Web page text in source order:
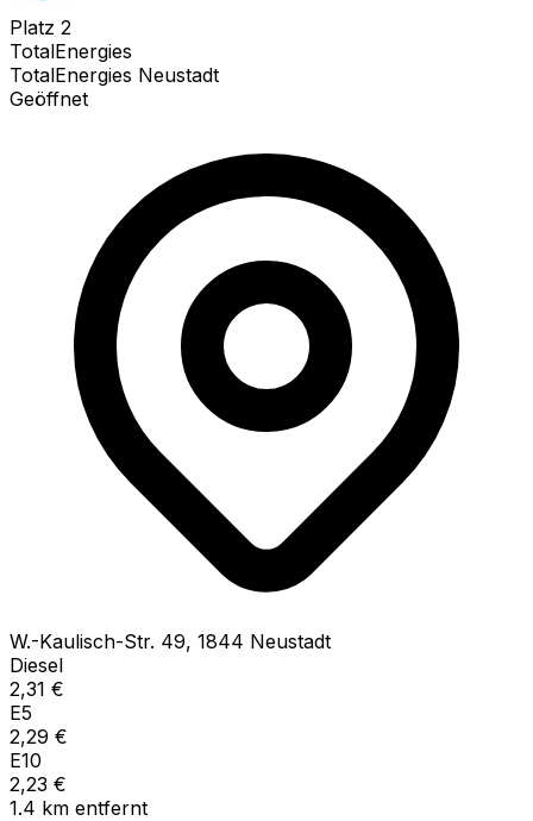
Platz 2
TotalEnergies
TotalEnergies Neustadt
Geöffnet
W.-Kaulisch-Str. 49, 1844 Neustadt
Diesel
2,31 €
E5
2,29 €
E10
2,23 €
1.4 km entfernt